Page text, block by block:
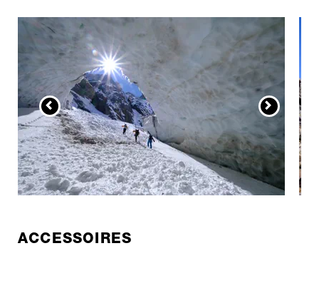
ACCESSOIRES